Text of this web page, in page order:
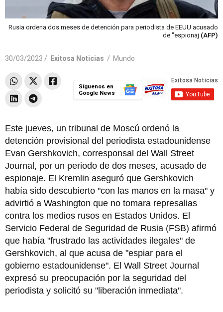
Rusia ordena dos meses de detención para periodista de EEUU acusado
de "espionaj (AFP)
30/03/2023 / Exitosa Noticias / Mundo
Síguenos en
Google News
Este jueves, un tribunal de Moscú ordenó la
detención provisional del periodista estadounidense
Evan Gershkovich, corresponsal del Wall Street
Journal, por un periodo de dos meses, acusado de
espionaje. El Kremlin aseguró que Gershkovich
había sido descubierto "con las manos en la masa" y
advirtió a Washington que no tomara represalias
contra los medios rusos en Estados Unidos. El
Servicio Federal de Seguridad de Rusia (FSB) afirmó
que había "frustrado las actividades ilegales" de
Gershkovich, al que acusa de "espiar para el
gobierno estadounidense". El Wall Street Journal
expresó su preocupación por la seguridad del
periodista y solicitó su "liberación inmediata".